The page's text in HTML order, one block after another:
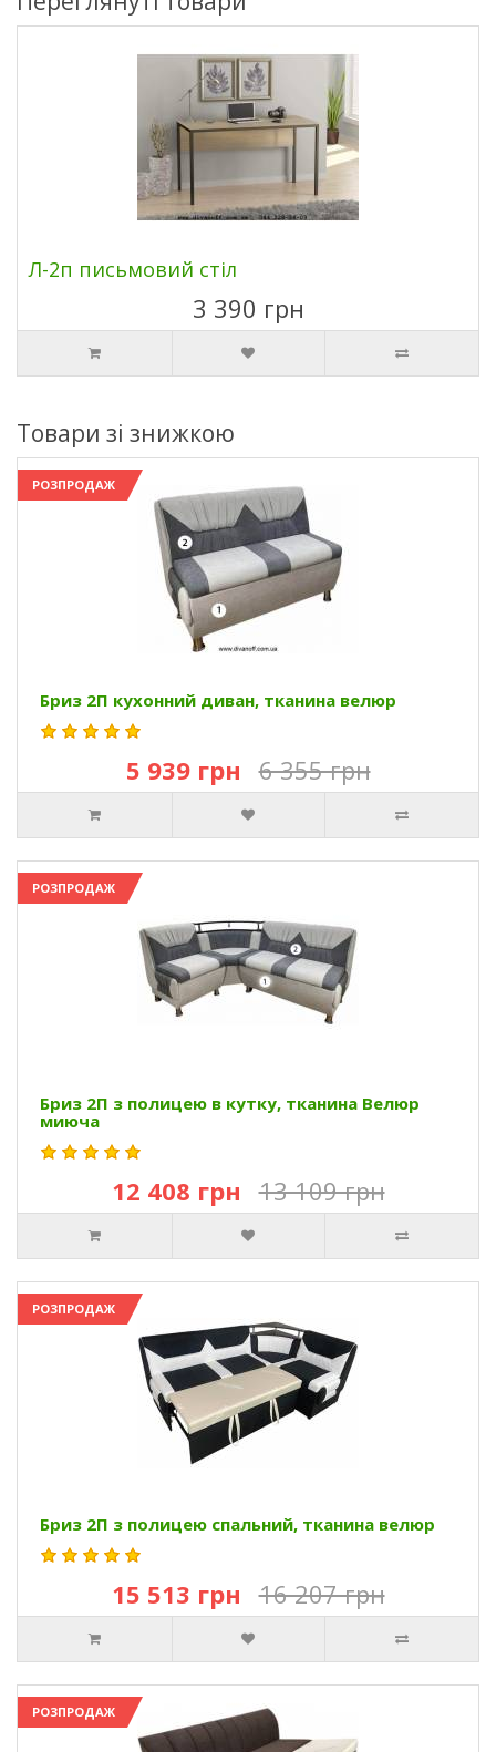
Л-2п письмовий стіл
3 390 грн
Товари зі знижкою
РОЗПРОДАЖ
Бриз 2П кухонний диван, тканина велюр
5 939 грн 6 355 грн
РОЗПРОДАЖ
Бриз 2П з полицею в кутку, тканина Велюр
миюча
12 408 грн 13 109 грн
РОЗПРОДАЖ
Бриз 2П з полицею спальний, тканина велюр
15 513 грн 16 207 грн
РОЗПРОДАЖ